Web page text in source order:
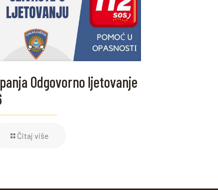
Odgovorno ljetovanje
Čitaj više